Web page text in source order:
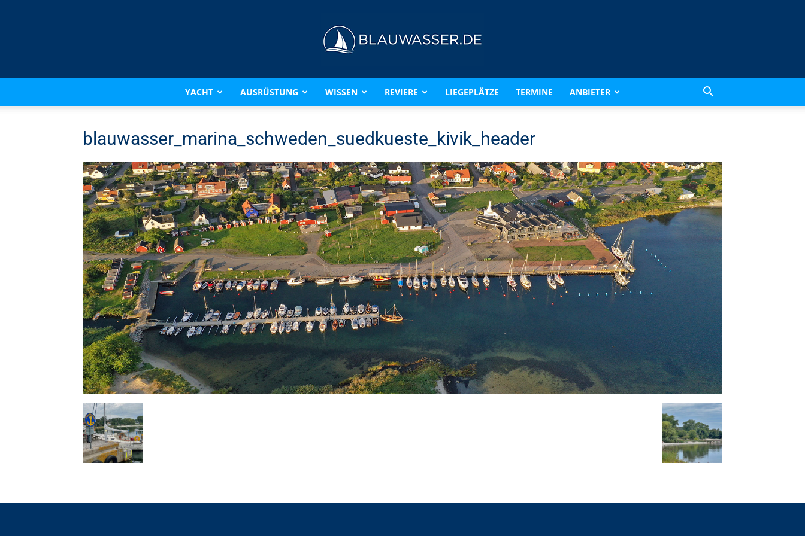
BLAUWASSER.DE
YACHT AUSRÜSTUNG WISSEN REVIERE LIEGEPLÄTZE TERMINE ANBIETER
blauwasser_marina_schweden_suedkueste_kivik_header